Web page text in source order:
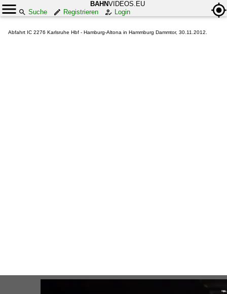
BAHNVIDEOS.EU
Suche
Registrieren Login
Abfahrt IC 2276 Karlsruhe Hbf - Hamburg-Altona in Hammburg Dammtor, 30.11.2012.